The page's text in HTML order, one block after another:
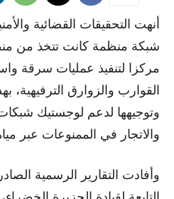
أنهت التحقيقات القضائية
شبكة منظمة كانت تتخذ من
مركزا لتنفيذ عمليات سرقة
القوارب والزوارق الترفيهية،
وتوجيهها لدعم لوجستيك
والاتجار في الممنوعات عبر
وأفادت التقارير الرسمية